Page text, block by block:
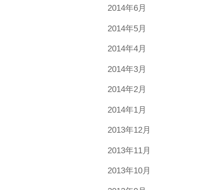
2014年6月
2014年5月
2014年4月
2014年3月
2014年2月
2014年1月
2013年12月
2013年11月
2013年10月